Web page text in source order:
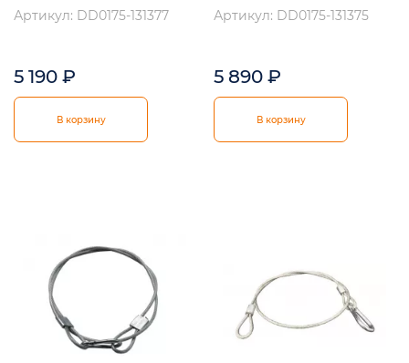
Артикул: DD0175-131377
5 190 ₽
В корзину
Артикул: DD0175-131375
5 890 ₽
В корзину